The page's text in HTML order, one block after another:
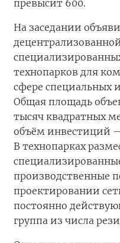
превысит 600.
На заседании
технопарков для
сфере специальных
Общая площадь
тысяч квадратных
объём инвестиций
В технопарках
производственные
проектировании
постоянно
группа из числа